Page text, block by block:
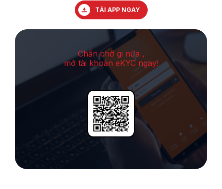
TẢI APP NGAY
Chần chờ gi nữa ,
mở tài khoản eKYC ngay!